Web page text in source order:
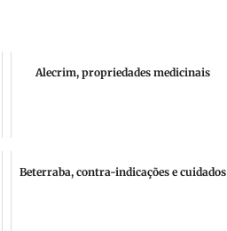
Alecrim, propriedades medicinais
Beterraba, contra-indicações e cuidados